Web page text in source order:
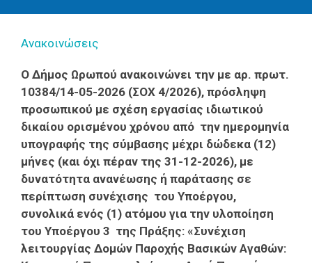
Ανακοινώσεις
Ο Δήμος Ωρωπού ανακοινώνει την με αρ. πρωτ.
10384/14-05-2026 (ΣΟΧ 4/2026), πρόσληψη
προσωπικού με σχέση εργασίας ιδιωτικού
δικαίου ορισμένου χρόνου από την ημερομηνία
υπογραφής της σύμβασης μέχρι δώδεκα (12)
μήνες (και όχι πέραν της 31-12-2026), με
δυνατότητα ανανέωσης ή παράτασης σε
περίπτωση συνέχισης του Υποέργου,
συνολικά ενός (1) ατόμου για την υλοποίηση
του Υποέργου 3 της Πράξης: «Συνέχιση
λειτουργίας Δομών Παροχής Βασικών Αγαθών: